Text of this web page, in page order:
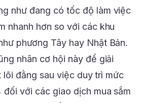
như đang có tốc độ làm việc
nhanh hơn so với các khu
phương Tây hay Nhật Bản.
nhân cơ hội này để giải
đằng sau việc duy trì mức
với các giao dịch mua sắm